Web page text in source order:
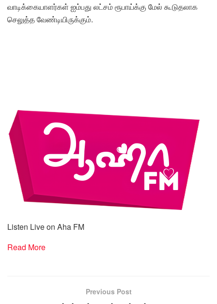
வாடிக்கையாளர்கள் ஐம்பது லட்சம் ரூபாய்க்கு மேல் கூடுதலாக
செலுத்த வேண்டியிருக்கும்.
Listen Live on Aha FM
Read More
Previous Post